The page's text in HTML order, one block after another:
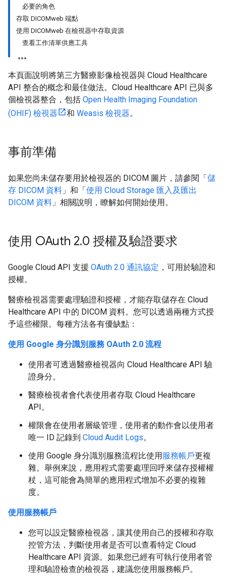
必要的角色
存取 DICOMweb 端點
使用 DICOMweb 在檢視器中存取資源
查看工作清單供應工具
本頁面說明將第三方醫療影像檢視器與 Cloud Healthcare
API 整合的概念和最佳做法。Cloud Healthcare API 已與多
個檢視器整合，包括 Open Health Imaging Foundation
(OHIF) 檢視器
和 Weasis 檢視器。
事前準備
如果您尚未儲存要用於檢視器的 DICOM 圖片，請參閱「儲
存 DICOM 資料 」和「使用 Cloud Storage 匯入及匯出
DICOM 資料 」相關說明，瞭解如何開始使用。
使用 OAuth 2.0 授權及驗證要求
Google Cloud API 支援 OAuth 2.0 通訊協定 ，可用於驗證和
授權。
醫療檢視器需要處理驗證和授權，才能存取儲存在 Cloud
Healthcare API 中的 DICOM 資料。您可以透過兩種方式授
予這些權限。每種方法各有優缺點：
使用 Google 身分識別服務 OAuth 2.0 流程
使用者可透過醫療檢視器向 Cloud Healthcare API 驗
證身分。
醫療檢視者會代表使用者存取 Cloud Healthcare
API。
權限會在使用者層級管理，使用者的動作會以使用者
唯一 ID 記錄到 Cloud Audit Logs。
使用 Google 身分識別服務流程比使用服務帳戶更複
雜。舉例來說，應用程式需要處理回呼來儲存授權權
杖，這可能會為簡單的應用程式增加不必要的複雜
度。
使用服務帳戶
您可以設定醫療檢視器，讓其使用自己的授權和存取
控管方法，判斷使用者是否可以查看特定 Cloud
Healthcare API 資源。如果您已經有可執行使用者管
理和驗證檢查的檢視器，建議您使用服務帳戶。